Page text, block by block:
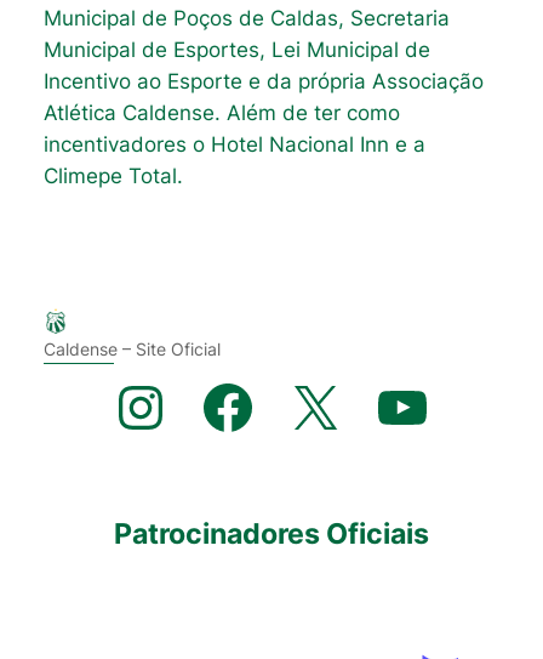
Municipal de Poços de Caldas, Secretaria
Municipal de Esportes, Lei Municipal de
Incentivo ao Esporte e da própria Associação
Atlética Caldense. Além de ter como
incentivadores o Hotel Nacional Inn e a
Climepe Total.
Caldense – Site Oficial
Instagram Facebook X YouTube
Patrocinadores Oficiais